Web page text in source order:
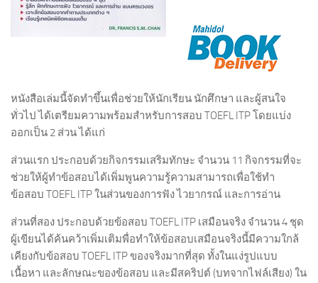
หนังสือเล่มนี้จัดทำขึ้นเพื่อช่วยให้นักเรียน นักศึกษา และผู้สนใจ
ทั่วไป ได้เตรียมความพร้อมสำหรับการสอบ TOEFL ITP โดยแบ่ง
ออกเป็น 2 ส่วน ได้แก่
ส่วนแรก ประกอบด้วยกิจกรรมเสริมทักษะ จำนวน 11 กิจกรรมที่จะ
ช่วยให้ผู้ทำข้อสอบได้เพิ่มพูนความรู้ความสามารถเพื่อใช้ทำ
ข้อสอบ TOEFL ITP ในส่วนของการฟัง ไวยากรณ์ และการอ่าน
ส่วนที่สอง ประกอบด้วยข้อสอบ TOEFL ITP เสมือนจริง จำนวน 4 ชุด
ผู้เขียนได้ค้นคว้าเพิ่มเติมพื่อทำให้ข้อสอบเสมือนจริงนี้มีความใกล้
เคียงกับข้อสอบ TOEFL ITP ของจริงมากที่สุด ทั้งในแง่รูปแบบ
เนื้อหา และลักษณะของข้อสอบ และมีสคริปต์ (บทจากไฟล์เสียง) ใน